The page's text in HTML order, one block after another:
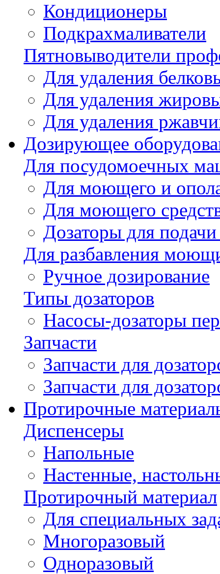
Кондиционеры
Подкрахмаливатели
Пятновыводители
Для удаления
Для удаления
Для удаления
Дозирующее
Для посудомоечных
Для моющего и
Для моющего
Дозаторы для
Для разбавления
Ручное дозирование
Типы дозаторов
Насосы-дозаторы
Запчасти
Запчасти для
Запчасти для
Протирочные
Диспенсеры
Напольные
Настенные,
Протирочный материал
Для специальных
Многоразовый
Одноразовый